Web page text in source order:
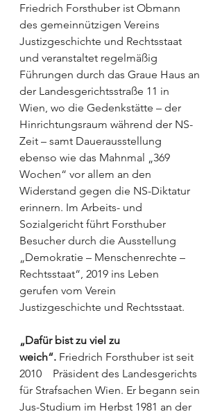
Friedrich Forsthuber ist Obmann
des gemeinnützigen Vereins
Justizgeschichte und Rechtsstaat
und veranstaltet regelmäßig
Führungen durch das Graue Haus an
der Landesgerichtsstraße 11 in
Wien, wo die Gedenkstätte – der
Hinrichtungsraum während der NS-
Zeit – samt Dauerausstellung
ebenso wie das Mahnmal „369
Wochen“ vor allem an den
Widerstand gegen die NS-Diktatur
erinnern. Im Arbeits- und
Sozialgericht führt Forsthuber
Besucher durch die Ausstellung
„Demokratie – Menschenrechte –
Rechtsstaat“, 2019 ins Leben
gerufen vom Verein
Justizgeschichte und Rechtsstaat.
„Dafür bist zu viel zu
weich“. Friedrich Forsthuber ist seit
2010    Präsident des Landesgerichts
für Strafsachen Wien. Er begann sein
Jus-Stu­dium im Herbst 1981 an der